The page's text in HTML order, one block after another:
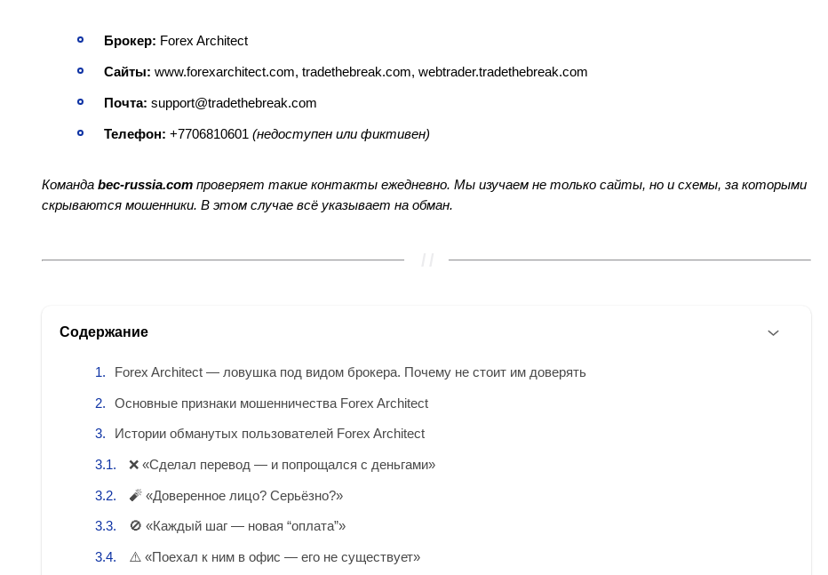
Брокер: Forex Architect
Сайты: www.forexarchitect.com, tradethebreak.com, webtrader.tradethebreak.com
Почта: support@tradethebreak.com
Телефон: +7706810601 (недоступен или фиктивен)
Команда bec-russia.com проверяет такие контакты ежедневно. Мы изучаем не только сайты, но и схемы, за которыми
скрываются мошенники. В этом случае всё указывает на обман.
Содержание
Forex Architect — ловушка под видом брокера. Почему не стоит им доверять
Основные признаки мошенничества Forex Architect
Истории обманутых пользователей Forex Architect
❌ «Сделал перевод — и попрощался с деньгами»
🧨 «Доверенное лицо? Серьёзно?»
🚫 «Каждый шаг — новая “оплата”»
⚠️ «Поехал к ним в офис — его не существует»